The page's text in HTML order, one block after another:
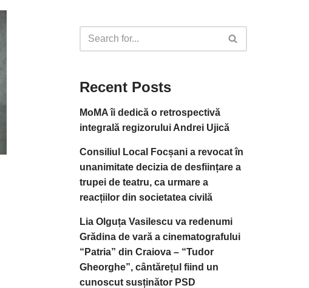
Recent Posts
MoMA îi dedică o retrospectivă
integrală regizorului Andrei Ujică
Consiliul Local Focșani a revocat în
unanimitate decizia de desființare a
trupei de teatru, ca urmare a
reacțiilor din societatea civilă
Lia Olguța Vasilescu va redenumi
Grădina de vară a cinematografului
“Patria” din Craiova – “Tudor
Gheorghe”, cântărețul fiind un
cunoscut susținător PSD